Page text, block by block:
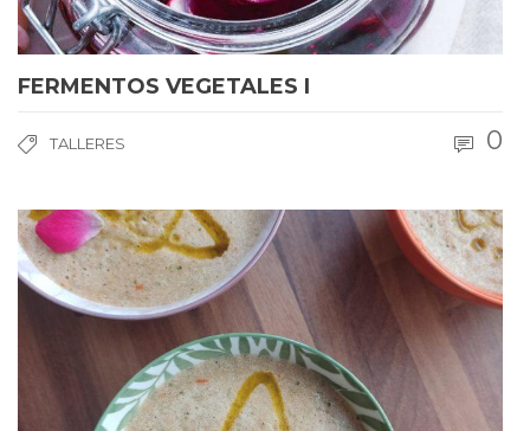
FERMENTOS VEGETALES I
TALLERES 0